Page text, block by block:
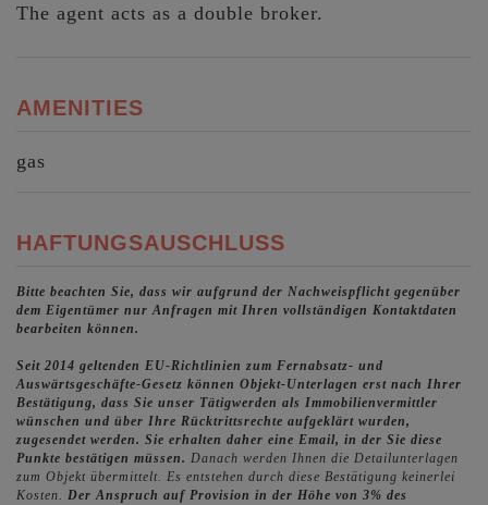
The agent acts as a double broker.
AMENITIES
gas
HAFTUNGSAUSCHLUSS
Bitte beachten Sie, dass wir aufgrund der Nachweispflicht gegenüber
dem Eigentümer nur Anfragen mit Ihren vollständigen Kontaktdaten
bearbeiten können.
Seit 2014 geltenden EU-Richtlinien zum Fernabsatz- und
Auswärtsgeschäfte-Gesetz können Objekt-Unterlagen erst nach Ihrer
Bestätigung, dass Sie unser Tätigwerden als Immobilienvermittler
wünschen und über Ihre Rücktrittsrechte aufgeklärt wurden,
zugesendet werden. Sie erhalten daher eine Email, in der Sie diese
Punkte bestätigen müssen. Danach werden Ihnen die Detailunterlagen
zum Objekt übermittelt. Es entstehen durch diese Bestätigung keinerlei
Kosten. Der Anspruch auf Provision in der Höhe von 3% des